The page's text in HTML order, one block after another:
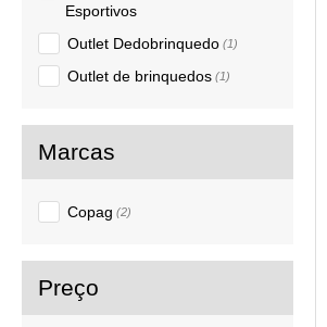
Esportivos
Outlet Dedobrinquedo (1)
Outlet de brinquedos (1)
Copag (2)